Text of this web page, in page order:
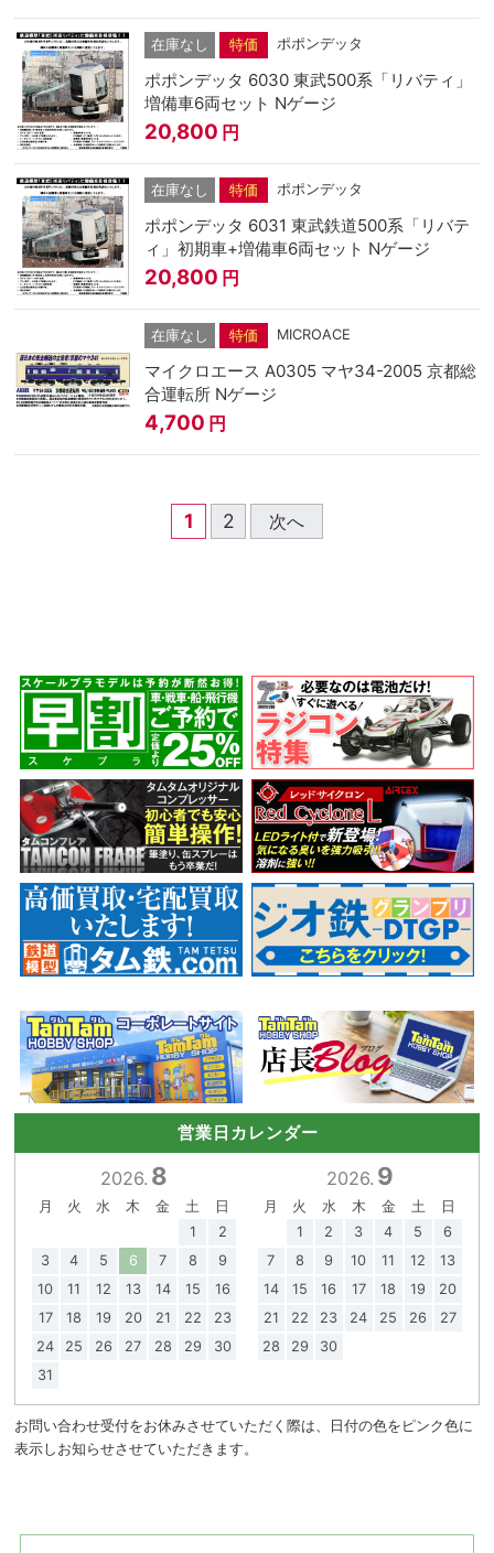
在庫なし 特価 ポポンデッタ
ポポンデッタ 6030 東武500系「リバティ」
増備車6両セット Nゲージ
20,800 円
在庫なし 特価 ポポンデッタ
ポポンデッタ 6031 東武鉄道500系「リバテ
ィ」初期車+増備車6両セット Nゲージ
20,800 円
在庫なし 特価 MICROACE
マイクロエース A0305 マヤ34-2005 京都総
合運転所 Nゲージ
4,700 円
1 2 次へ
営業日カレンダー
2026. 8
月 火 水 木 金 土
日
1
2
3
4 5 6 7 8
9
10
11 12 13 14 15
16
17
18 19 20 21 22
23
24
25 26 27 28 29
30
31
2026. 9
月 火 水 木 金 土
日
1
2 3 4 5
6
7
8 9 10 11 12
13
14
15 16 17 18 19
20
21
22 23 24 25 26
27
28
29 30
お問い合わせ受付をお休みさせていただく際は、日付の色をピンク色に
表示しお知らせさせていただきます。